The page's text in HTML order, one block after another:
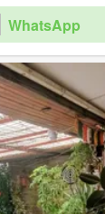
WhatsApp